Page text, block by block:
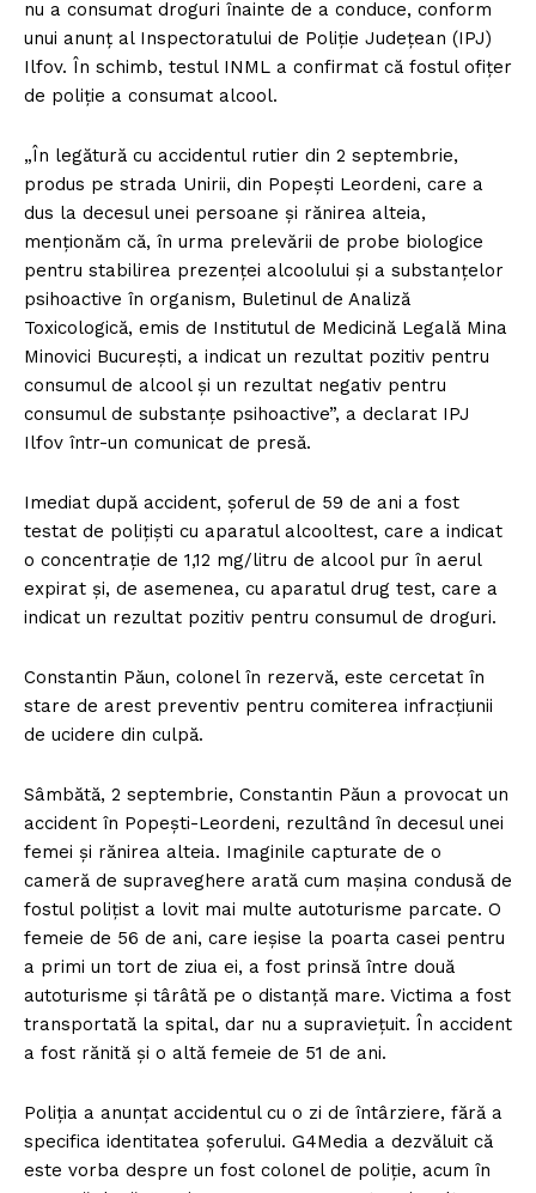
nu a consumat droguri înainte de a conduce, conform
unui anunț al Inspectoratului de Poliție Județean (IPJ)
Ilfov. În schimb, testul INML a confirmat că fostul ofițer
de poliție a consumat alcool.
„În legătură cu accidentul rutier din 2 septembrie,
produs pe strada Unirii, din Popești Leordeni, care a
dus la decesul unei persoane și rănirea alteia,
menționăm că, în urma prelevării de probe biologice
pentru stabilirea prezenței alcoolului și a substanțelor
psihoactive în organism, Buletinul de Analiză
Toxicologică, emis de Institutul de Medicină Legală Mina
Minovici București, a indicat un rezultat pozitiv pentru
consumul de alcool și un rezultat negativ pentru
consumul de substanțe psihoactive”, a declarat IPJ
Ilfov într-un comunicat de presă.
Imediat după accident, șoferul de 59 de ani a fost
testat de polițiști cu aparatul alcooltest, care a indicat
o concentrație de 1,12 mg/litru de alcool pur în aerul
expirat și, de asemenea, cu aparatul drug test, care a
indicat un rezultat pozitiv pentru consumul de droguri.
Constantin Păun, colonel în rezervă, este cercetat în
stare de arest preventiv pentru comiterea infracțiunii
de ucidere din culpă.
Sâmbătă, 2 septembrie, Constantin Păun a provocat un
accident în Popești-Leordeni, rezultând în decesul unei
femei și rănirea alteia. Imaginile capturate de o
cameră de supraveghere arată cum mașina condusă de
fostul polițist a lovit mai multe autoturisme parcate. O
femeie de 56 de ani, care ieșise la poarta casei pentru
a primi un tort de ziua ei, a fost prinsă între două
autoturisme și târâtă pe o distanță mare. Victima a fost
transportată la spital, dar nu a supraviețuit. În accident
a fost rănită și o altă femeie de 51 de ani.
Poliția a anunțat accidentul cu o zi de întârziere, fără a
specifica identitatea șoferului. G4Media a dezvăluit că
este vorba despre un fost colonel de poliție, acum în